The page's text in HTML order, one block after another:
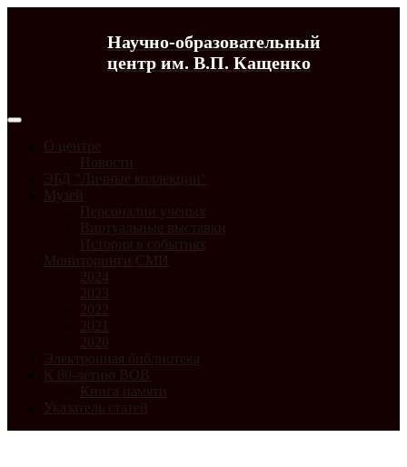
Научно-образовательный
центр им. В.П. Кащенко
О центре
Новости
ЭБД "Личные коллекции"
Музей
Персоналии ученых
Виртуальные выставки
История в событиях
Мониторинги СМИ
2024
2023
2022
2021
2020
Электронная библиотека
К 80-летию ВОВ
Книга памяти
Указатель статей